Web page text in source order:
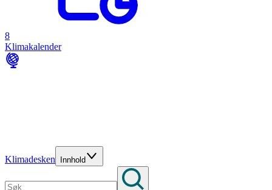
8
Klimakalender
Klimadesken Innhold